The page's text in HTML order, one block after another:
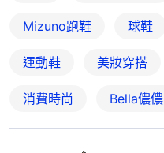
Mizuno跑鞋 球鞋
運動鞋 美妝穿搭
消費時尚 Bella儂儂